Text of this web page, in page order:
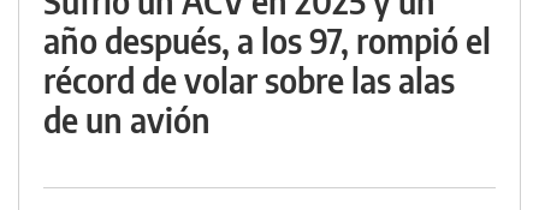
año después, a los 97, rompió el
récord de volar sobre las alas
de un avión